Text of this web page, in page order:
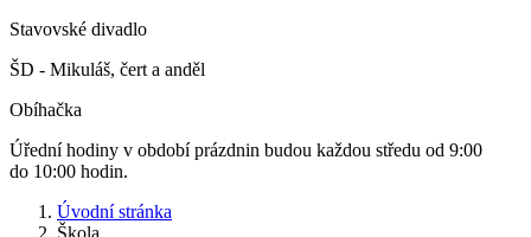
Stavovské divadlo
ŠD - Mikuláš, čert a anděl
Obíhačka
Úřední hodiny v období prázdnin budou každou středu od 9:00
do 10:00 hodin.
Úvodní stránka
Škola